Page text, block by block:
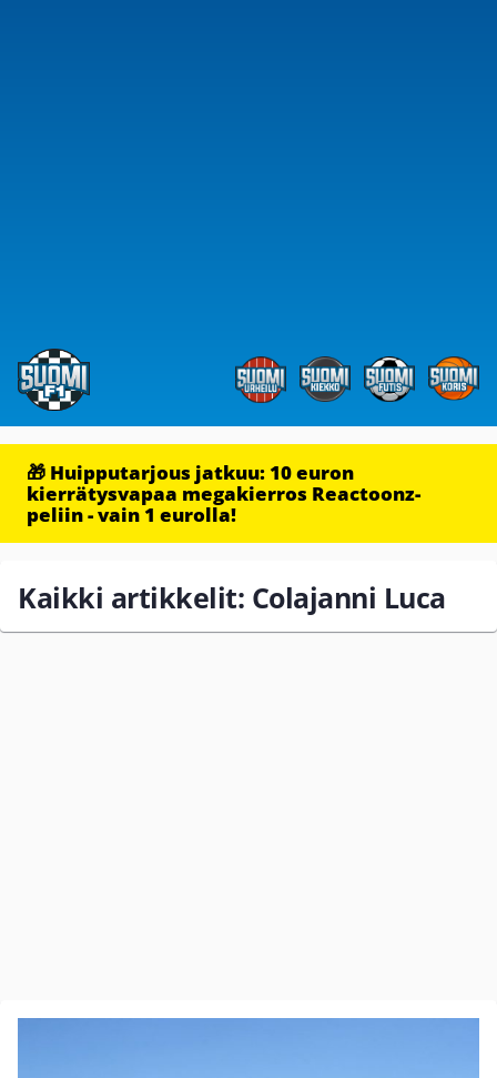
🎁 Huipputarjous jatkuu: 10 euron
kierrätysvapaa megakierros Reactoonz-
peliin - vain 1 eurolla!
Kaikki artikkelit: Colajanni Luca